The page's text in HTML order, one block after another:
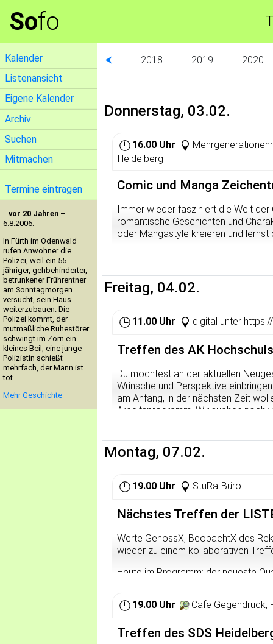
Sofo
Kalender
Listenansicht
Eigene Kalender
Archiv
Suchen
Mitmachen
Termine eintragen
…vor 20 Jahren –
6.8.2006:
In Fürth im Odenwald
rufen Anwohner die
Polizei, weil ein 55-
jähriger, gehbehinderter,
betrunkener Frührentner
am Sonntagmorgen
versucht, sein Haus
weiterzubauen. Die
Polizei kommt, der
mutmaßliche Ruhestörer
schwingt im Zorn ein
kleines Beil, eine junge
Polizistin schießt
mehrfach, der Mann ist
tot.
Mehr Geschichte
⮜ 2018 2019 2020
Donnerstag, 03.02.
16.00 Uhr
Heidelberg
Comic und Manga
Immer wieder fasziniert die Welt
romantische Geschichten und
oder Mangastyle kreieren und
kennen.
Körperdarstellungen) entwirft,
Auch Comic oder Manga T-Shirts
viel Fantasie zeichnen wir uns in die
hinein.
Falls du eigene Entwürfe hast, dann
Wer: Kinder zwischen 6 und 12
Wann: 16:00 Uhr - 17:30 Uhr, an
19.5., 2.6., 30.6., 7.7., 21.7., 15.9.,
Anmeldung: E-Mail:info@mgh-
Freitag, 04.02.
11.00 Uhr digital unter
Treffen des AK
Du möchtest an der aktuellen
Wünsche und Perspektive
am Anfang, in der nächsten Zeit
Arbeitsprogramm. Wir suchen noch
Komm zu unserem Treffen um 11
ss1-vol.
Montag, 07.02.
19.00 Uhr StuRa-Büro
Nächstes Treffen der
Werte GenossX, BeobachtX des
wieder zu einem kollaborativen
Heute im Programm: der neueste
Zur Anmeldung:https://die-
19.00 Uhr Cafe Gegendruck,
Treffen des SDS